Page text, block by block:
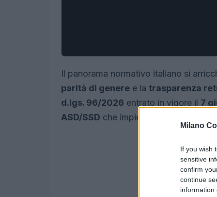
Milano
If you wish
sensitive
confirm
continue
information
Il panorama normativo italiano si
parità di genere e la trasparenza
d.lgs. 96/2026 entrato in vigore il 7
ASD/SSD che impiegano almeno un